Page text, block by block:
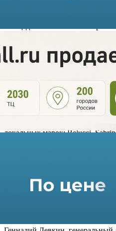
В апреле 2023 года в столичных
комплексе «Vegas Крокус
центре Columbus открылись
площадью по 4 тыс кв. метров
метров и первый и
сети площадью свыше 2 тыс кв.
В новых торговых точках
мужчин и женщин, обувь и
международных брендов: Marc
Furla, Naf Naf, Hugo, Boss, Karl
Jeans, Loft, Lerros, Cudgi, Pepe
Calvin Klein. А также будет
приобрести одежды и обувь для
Mayoral, Aspaya, PlayToday,
McCartney, Ysabel Mora,
магазине в ТРЦ Columbus
товары для дома брендов
Bassetti, Pip Studio, Kersten,